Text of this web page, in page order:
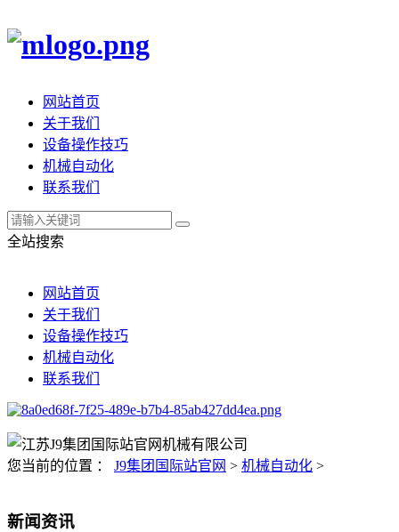
网站首页
关于我们
设备操作技巧
机械自动化
联系我们
全站搜索
网站首页
关于我们
设备操作技巧
机械自动化
联系我们
您当前的位置 ： J9集团国际站官网 > 机械自动化 >
新闻资讯